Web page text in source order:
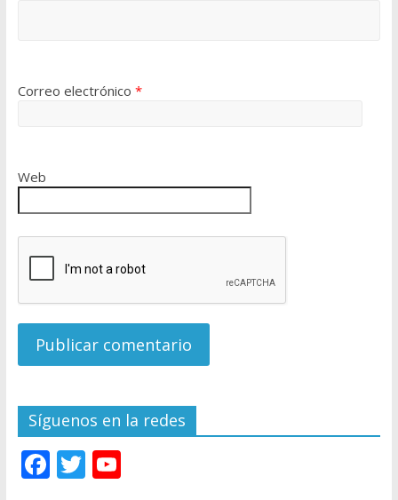
Correo electrónico *
Web
Síguenos en la redes
F T Y